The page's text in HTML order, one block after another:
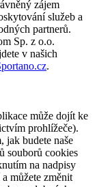
zájem
služeb a
partnerů.
Sp. z o.o.
v našich
.
může dojít ke
prohlížeče).
jak budete naše
souborů cookies
na nadpisy
můžete změnit